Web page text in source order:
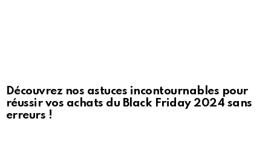
Découvrez nos astuces incontournables pour
réussir vos achats du Black Friday 2024 sans
erreurs !